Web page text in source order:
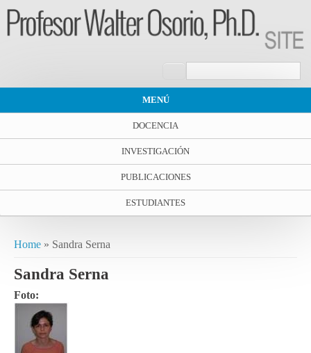
MENÚ
DOCENCIA
INVESTIGACIÓN
PUBLICACIONES
ESTUDIANTES
Home » Sandra Serna
Sandra Serna
Foto: